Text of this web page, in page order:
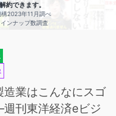
約できます。
2023年11月調べ
ンナップ数調査
造業はこんなにスゴ
刊東洋経済eビジ